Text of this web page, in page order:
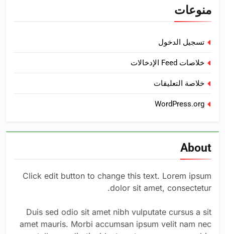
منوعات
تسجيل الدخول
خلاصات Feed الإدخالات
خلاصة التعليقات
WordPress.org
About
Click edit button to change this text. Lorem ipsum
dolor sit amet, consectetur.
Duis sed odio sit amet nibh vulputate cursus a sit
amet mauris. Morbi accumsan ipsum velit nam nec